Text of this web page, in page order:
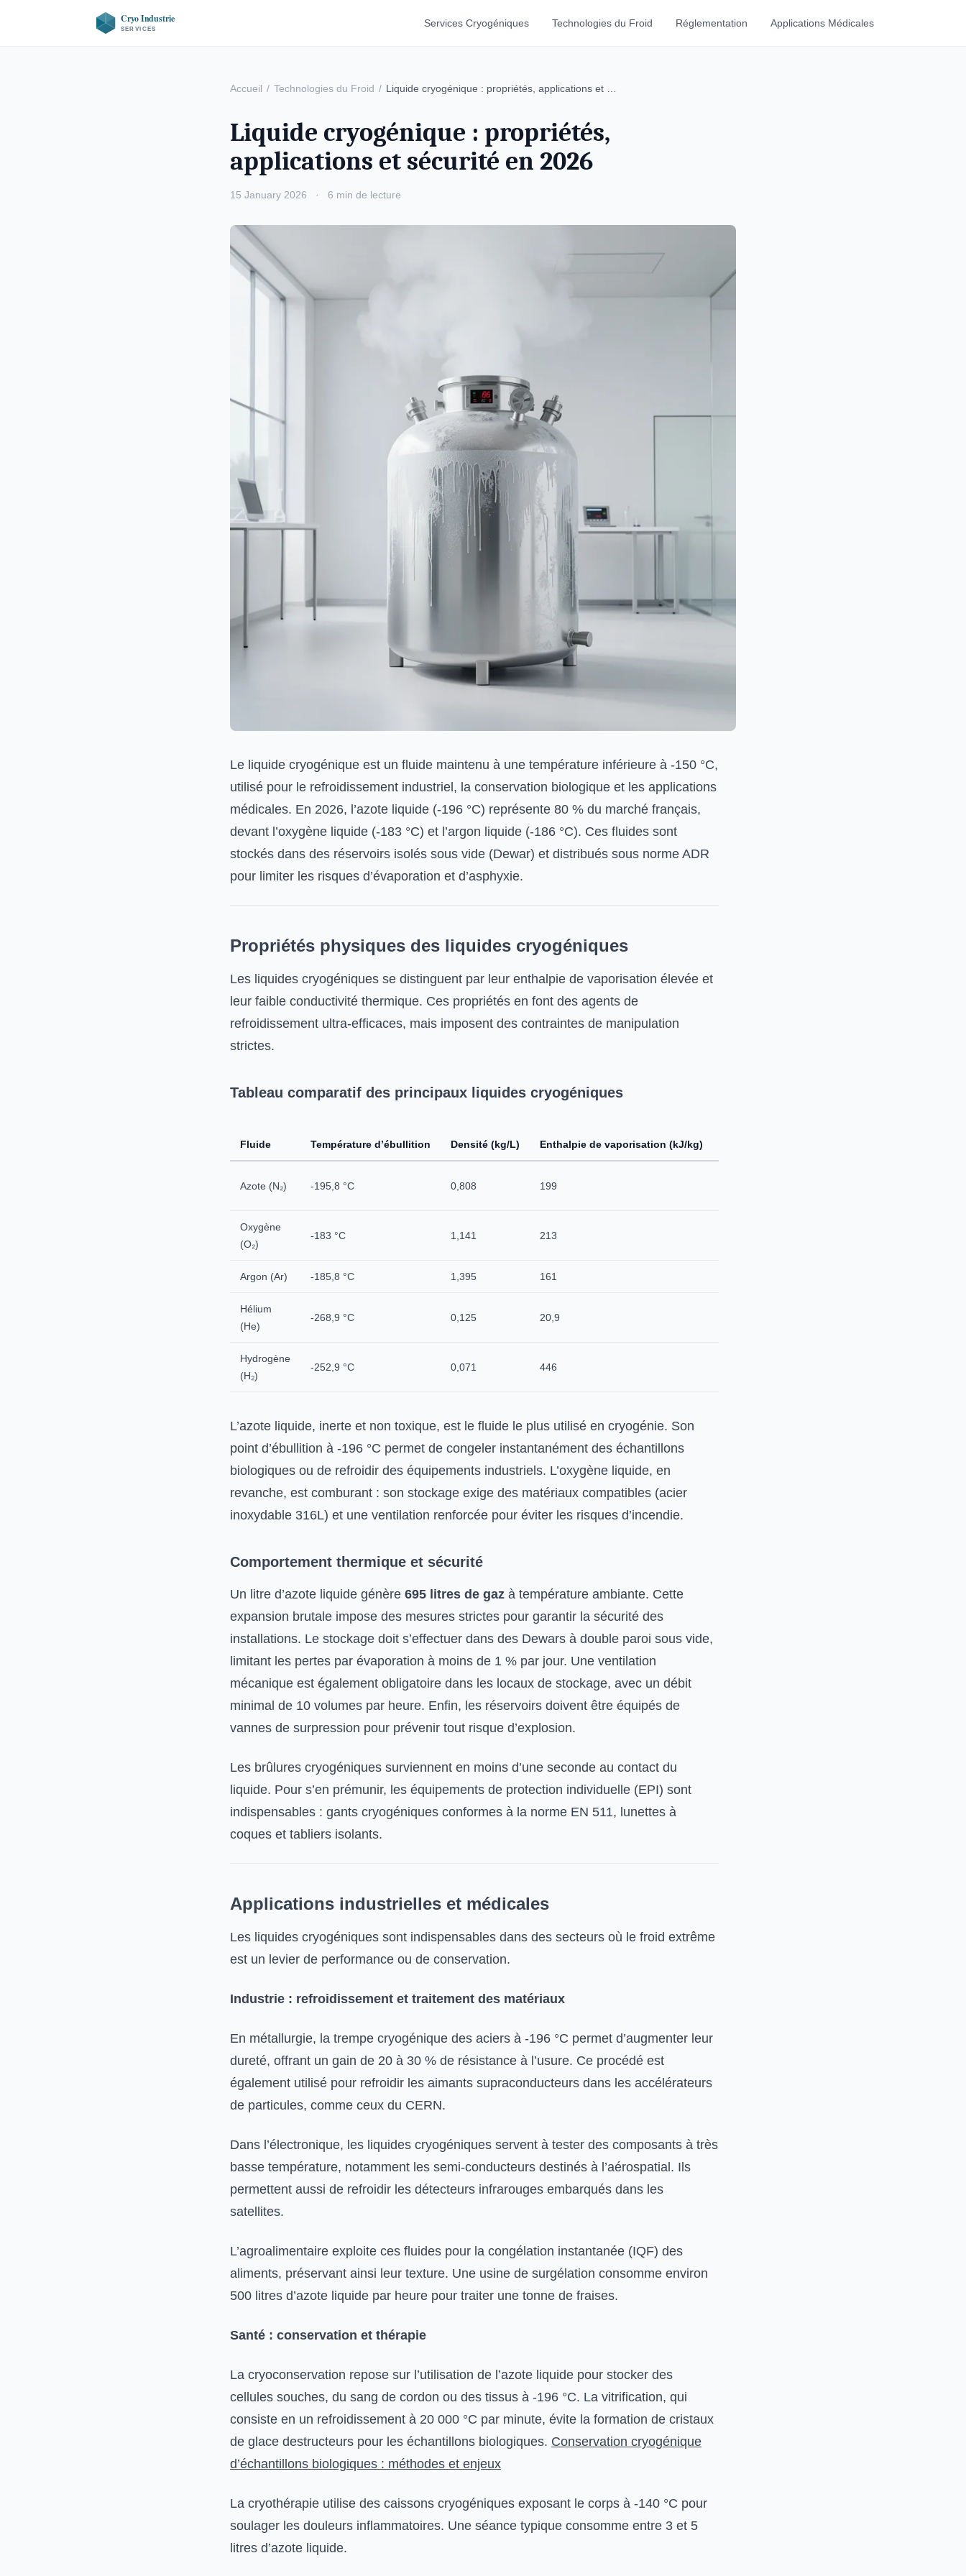
Services Cryogéniques Technologies du Froid Réglementation Applications Médicales
Accueil / Technologies du Froid / Liquide cryogénique : propriétés, applications et …
Liquide cryogénique : propriétés,
applications et sécurité en 2026
15 January 2026 · 6 min de lecture
Le liquide cryogénique est un fluide maintenu à une température inférieure à -150 °C,
utilisé pour le refroidissement industriel, la conservation biologique et les applications
médicales. En 2026, l’azote liquide (-196 °C) représente 80 % du marché français,
devant l’oxygène liquide (-183 °C) et l’argon liquide (-186 °C). Ces fluides sont
stockés dans des réservoirs isolés sous vide (Dewar) et distribués sous norme ADR
pour limiter les risques d’évaporation et d’asphyxie.
Propriétés physiques des liquides cryogéniques
Les liquides cryogéniques se distinguent par leur enthalpie de vaporisation élevée et
leur faible conductivité thermique. Ces propriétés en font des agents de
refroidissement ultra-efficaces, mais imposent des contraintes de manipulation
strictes.
Tableau comparatif des principaux liquides cryogéniques
Fluide Température d’ébullition Densité (kg/L) Enthalpie de vaporisation (kJ/kg)
Azote (N₂) -195,8 °C 0,808 199
Oxygène
(O₂)
-183 °C 1,141 213
Argon (Ar) -185,8 °C 1,395 161
Hélium
(He)
-268,9 °C 0,125 20,9
Hydrogène
(H₂)
-252,9 °C 0,071 446
L’azote liquide, inerte et non toxique, est le fluide le plus utilisé en cryogénie. Son
point d’ébullition à -196 °C permet de congeler instantanément des échantillons
biologiques ou de refroidir des équipements industriels. L’oxygène liquide, en
revanche, est comburant : son stockage exige des matériaux compatibles (acier
inoxydable 316L) et une ventilation renforcée pour éviter les risques d’incendie.
Comportement thermique et sécurité
Un litre d’azote liquide génère 695 litres de gaz à température ambiante. Cette
expansion brutale impose des mesures strictes pour garantir la sécurité des
installations. Le stockage doit s’effectuer dans des Dewars à double paroi sous vide,
limitant les pertes par évaporation à moins de 1 % par jour. Une ventilation
mécanique est également obligatoire dans les locaux de stockage, avec un débit
minimal de 10 volumes par heure. Enfin, les réservoirs doivent être équipés de
vannes de surpression pour prévenir tout risque d’explosion.
Les brûlures cryogéniques surviennent en moins d’une seconde au contact du
liquide. Pour s’en prémunir, les équipements de protection individuelle (EPI) sont
indispensables : gants cryogéniques conformes à la norme EN 511, lunettes à
coques et tabliers isolants.
Applications industrielles et médicales
Les liquides cryogéniques sont indispensables dans des secteurs où le froid extrême
est un levier de performance ou de conservation.
Industrie : refroidissement et traitement des matériaux
En métallurgie, la trempe cryogénique des aciers à -196 °C permet d’augmenter leur
dureté, offrant un gain de 20 à 30 % de résistance à l’usure. Ce procédé est
également utilisé pour refroidir les aimants supraconducteurs dans les accélérateurs
de particules, comme ceux du CERN.
Dans l’électronique, les liquides cryogéniques servent à tester des composants à très
basse température, notamment les semi-conducteurs destinés à l’aérospatial. Ils
permettent aussi de refroidir les détecteurs infrarouges embarqués dans les
satellites.
L’agroalimentaire exploite ces fluides pour la congélation instantanée (IQF) des
aliments, préservant ainsi leur texture. Une usine de surgélation consomme environ
500 litres d’azote liquide par heure pour traiter une tonne de fraises.
Santé : conservation et thérapie
La cryoconservation repose sur l’utilisation de l’azote liquide pour stocker des
cellules souches, du sang de cordon ou des tissus à -196 °C. La vitrification, qui
consiste en un refroidissement à 20 000 °C par minute, évite la formation de cristaux
de glace destructeurs pour les échantillons biologiques. Conservation cryogénique
d’échantillons biologiques : méthodes et enjeux
La cryothérapie utilise des caissons cryogéniques exposant le corps à -140 °C pour
soulager les douleurs inflammatoires. Une séance typique consomme entre 3 et 5
litres d’azote liquide.